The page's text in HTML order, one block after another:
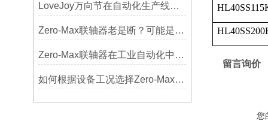
LoveJoy万向节在自动化生产线中的核心作用
Zero-Max联轴器老是断？可能是选型没考虑径向偏差
Zero-Max联轴器在工业自动化中的关键作用
如何根据设备工况选择Zero-Max联轴器？
留言询价
您